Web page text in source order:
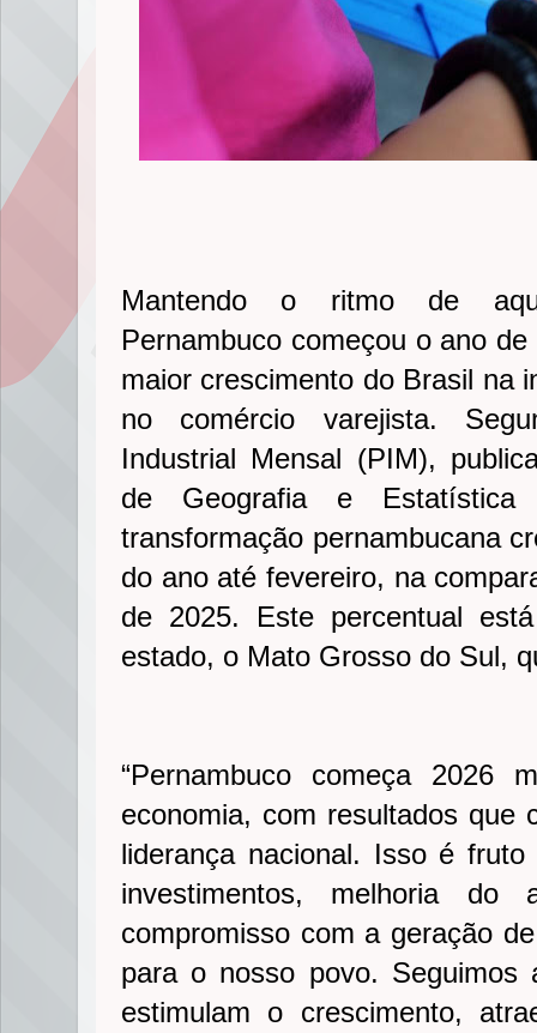
Mantendo o ritmo de
Pernambuco começou o ano
maior crescimento do Brasil na
no comércio varejista.
Industrial Mensal (PIM),
de Geografia e
transformação pernambucana
do ano até fevereiro, na
de 2025. Este percentual
estado, o Mato Grosso do Sul,
“Pernambuco começa 2026
economia, com resultados que
liderança nacional. Isso é
investimentos, melhoria do
compromisso com a geração
para o nosso povo. Seguimos
estimulam o crescimento,